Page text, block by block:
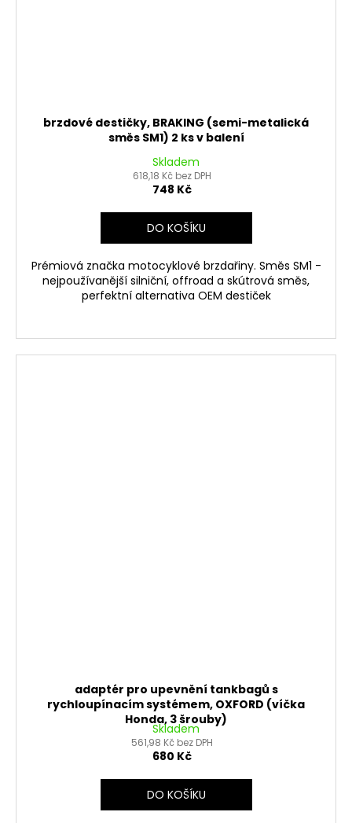
brzdové destičky, BRAKING (semi-metalická
směs SM1) 2 ks v balení
Skladem
618,18 Kč bez DPH
748 Kč
DO KOŠÍKU
Prémiová značka motocyklové brzdařiny. Směs SM1 -
nejpoužívanější silniční, offroad a skútrová směs,
perfektní alternativa OEM destiček
adaptér pro upevnění tankbagů s
rychloupínacím systémem, OXFORD (víčka
Honda, 3 šrouby)
Skladem
561,98 Kč bez DPH
680 Kč
DO KOŠÍKU